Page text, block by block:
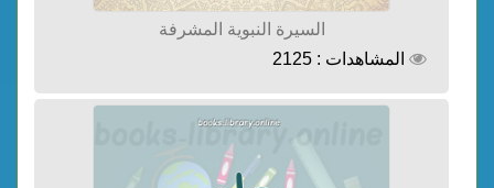
السيرة النبوية المشرفة
المشاهدات : 2125